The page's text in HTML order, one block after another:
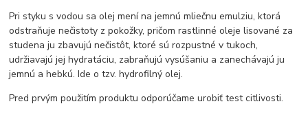
Pri styku s vodou sa olej mení na jemnú mliečnu emulziu, ktorá
odstraňuje nečistoty z pokožky, pričom rastlinné oleje lisované za
studena ju zbavujú nečistôt, ktoré sú rozpustné v tukoch,
udržiavajú jej hydratáciu, zabraňujú vysúšaniu a zanechávajú ju
jemnú a hebkú. Ide o tzv. hydrofilný olej.
Pred prvým použitím produktu odporúčame urobiť test citlivosti.